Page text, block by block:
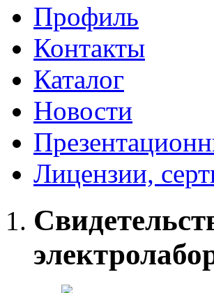
Профиль
Контакты
Каталог
Новости
Лицензии,